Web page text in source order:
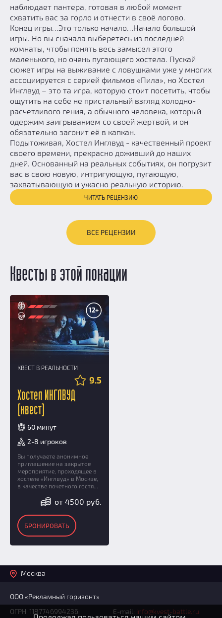
наблюдает пантера, готовая в любой момент
схватить вас за горло и отнести в своё логово.
Конец игры…Это только начало…Начало большой
игры. Но вы сначала выберетесь из последней
комнаты, чтобы понять весь замысел этого
маленького, но очень пугающего хостела. Пускай
сюжет игры на выживание с ловушками уже у многих
ассоциируется с серией фильмов «Пила», но Хостел
Инглвуд – это та игра, которую стоит посетить, чтобы
ощутить на себе не пристальный взгляд холодно-
расчетливого гения, а обычного человека, который
одержим заигрыванием со своей жертвой, и он
обязательно загонит её в капкан.
Подытоживая, Хостел Инглвуд - качественный проект
своего времени, прекрасно доживший до наших
дней. Основанный на реальных событиях, он погрузит
вас в свою новую, интригующую, пугающую,
захватывающую и ужасно реальную историю.
ЧИТАТЬ РЕЦЕНЗИЮ
ВСЕ РЕЦЕНЗИИ
Квесты в этой локации
12+
КВЕСТ В РЕАЛЬНОСТИ
9.5
Хостел ИНГЛВУД
(квест)
60 минут
2-8 игроков
Вы получаете анонимное
приглашение на закрытое
мероприятие, проходящее в
хостеле «Инглвуд» в Москве,
в качестве почетного гостя...
от 4500 руб.
БРОНИРОВАТЬ
Москва
ООО «Рекламный горизонт»
ОГРН: 1187746994236
E-mail: info@kvest-battle.ru